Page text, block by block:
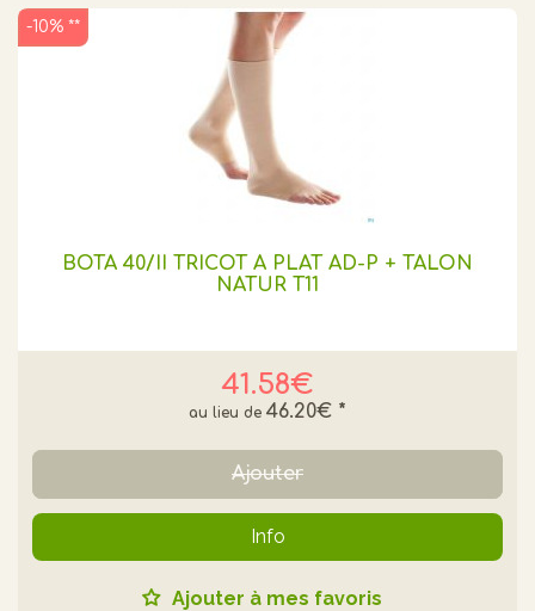
BOTA 40/II TRICOT A PLAT AD-P + TALON
NATUR T11
41.58€
46.20€ *
-10% **
Ajouter
Info
Ajouter à mes favoris